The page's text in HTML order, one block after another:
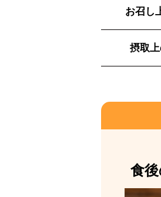
お召し
摂取
食